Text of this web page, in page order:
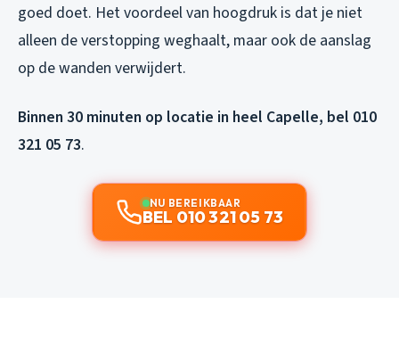
goed doet. Het voordeel van hoogdruk is dat je niet
alleen de verstopping weghaalt, maar ook de aanslag
op de wanden verwijdert.
Binnen 30 minuten op locatie in heel Capelle, bel 010
321 05 73.
NU BEREIKBAAR
BEL 010 321 05 73